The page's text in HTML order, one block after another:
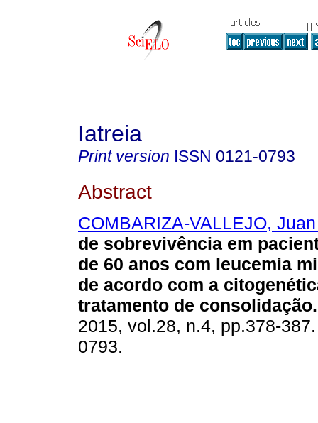
Iatreia
Print version ISSN 0121-0793
Abstract
COMBARIZA-VALLEJO,
de sobrevivência em
de 60 anos com leucemia
de acordo com a
tratamento de consolidação.
2015, vol.28, n.4, pp.378-
0793.